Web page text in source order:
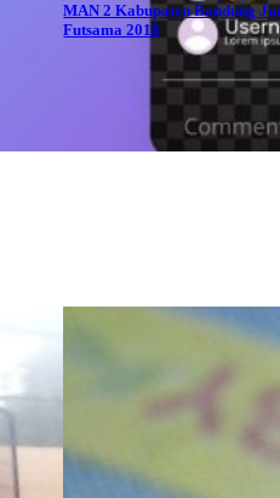
MAN 2 Kabupaten Bandung
Futsama 2018